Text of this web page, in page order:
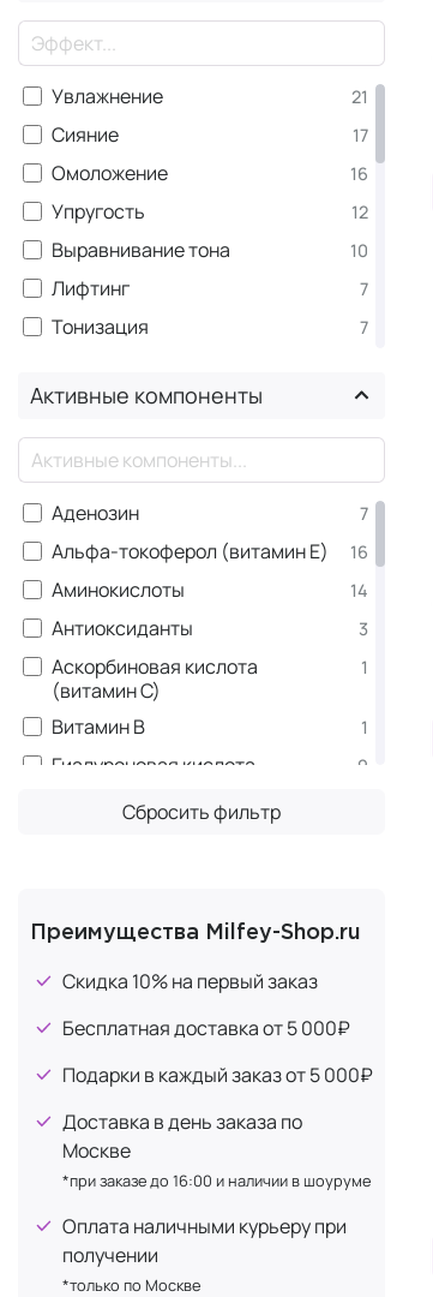
Увлажнение 21
Сияние 17
Омоложение 16
Упругость 12
Выравнивание тона 10
Лифтинг 7
Тонизация 7
Питание 4
Смягчение 4
Регенерация 3
Успокаивающее действие 3
Антицеллюлитное 2
От пигментации 2
От темных кругов 2
Укрепление 2
Эластичность
Противовоспалительное
Уменьшение отечности
Активные компоненты
Аденозин 7
Альфа-токоферол (витамин Е) 16
Аминокислоты 14
Антиоксиданты 3
Аскорбиновая кислота
(витамин С)
1
Витамин B 1
Гиалуроновая кислота 9
Гликолевая кислота
Кофеин
Лимонная кислота
Масло авокадо 1
Масло герани
Масло Ши
Мочевина 6
Ниацинамид (витамин B3)
Олигопептиды
Сбросить фильтр
Преимущества Milfey-Shop.ru
Скидка 10% на первый заказ
Бесплатная доставка от 5 000₽
Подарки в каждый заказ от 5 000₽
Доставка в день заказа по
Москве
*при заказе до 16:00 и наличии в шоуруме
Оплата наличными курьеру при
получении
*только по Москве